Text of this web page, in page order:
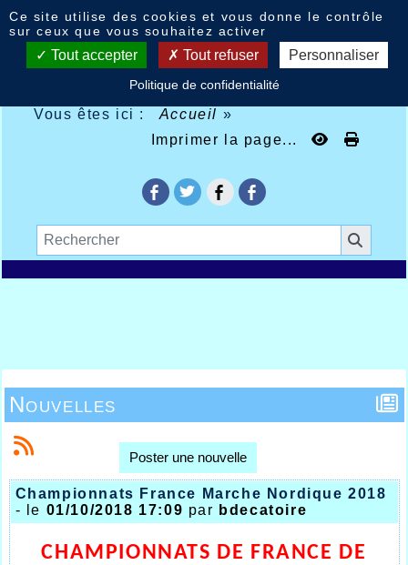
Vous êtes ici : Accueil »
Imprimer la page...
Nouvelles
Poster une nouvelle
Championnats France Marche Nordique 2018
- le 01/10/2018 17:09 par bdecatoire
CHAMPIONNATS DE FRANCE DE
Ce site utilise des cookies et vous donne le contrôle
sur ceux que vous souhaitez activer
Tout accepter Tout refuser Personnaliser
Politique de confidentialité